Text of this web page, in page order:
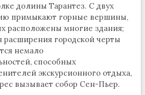
долины Тарантез. С двух
примыкают горные вершины,
расположены многие здания;
расширения городской черты
немало
способных
экскурсионного отдыха,
вызывает собор Сен-Пьер.